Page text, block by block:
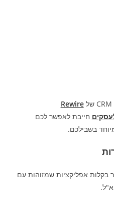
Rewire
חייבת לאפשר לכם
בשבילכם.
בקלות אפליקציות שמזוהות עם